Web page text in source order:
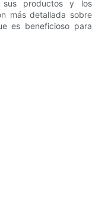
sus productos y los
más detallada sobre
es beneficioso para